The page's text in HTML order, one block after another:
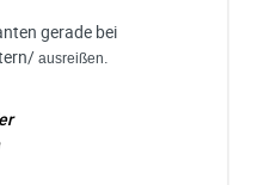
gerade bei
ausreißen